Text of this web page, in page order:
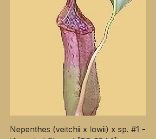
Nepenthes (veitchii x lowii) x sp. #1 -